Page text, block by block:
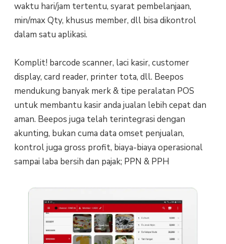
waktu hari/jam tertentu, syarat pembelanjaan,
min/max Qty, khusus member, dll bisa dikontrol
dalam satu aplikasi.
Komplit! barcode scanner, laci kasir, customer
display, card reader, printer tota, dll. Beepos
mendukung banyak merk & tipe peralatan POS
untuk membantu kasir anda jualan lebih cepat dan
aman. Beepos juga telah terintegrasi dengan
akunting, bukan cuma data omset penjualan,
kontrol juga gross profit, biaya-biaya operasional
sampai laba bersih dan pajak; PPN & PPH